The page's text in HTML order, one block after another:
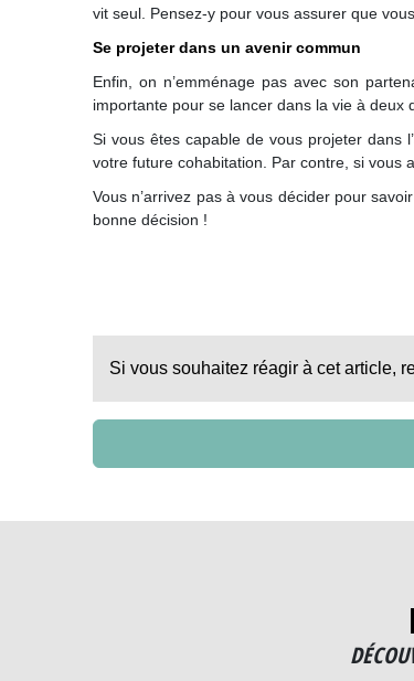
vit seul. Pensez-y pour vous assurer que
Se projeter dans un avenir commun
Enfin, on n’emménage pas avec son
importante pour se lancer dans la vie à deux
Si vous êtes capable de vous projeter dans
votre future cohabitation. Par contre, si vous
Vous n’arrivez pas à vous décider pour
bonne décision !
Si vous souhaitez réagir à cet article,